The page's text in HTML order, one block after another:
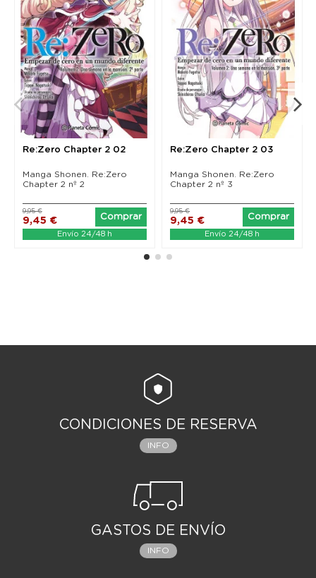
Re:Zero Chapter 2 02
Manga Shonen. Re:Zero
Chapter 2 nº 2
9,45 €
9,95 €
Comprar
Envío 24/48 h
Re:Zero Chapter 2 03
Manga Shonen. Re:Zero
Chapter 2 nº 3
9,45 €
9,95 €
Comprar
Envío 24/48 h
CONDICIONES DE RESERVA
INFO
GASTOS DE ENVÍO
INFO